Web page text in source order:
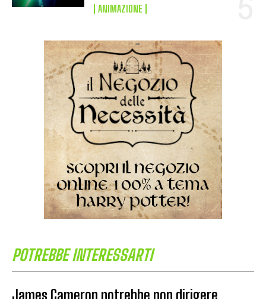
ANIMAZIONE
POTREBBE INTERESSARTI
James Cameron potrebbe non dirigere